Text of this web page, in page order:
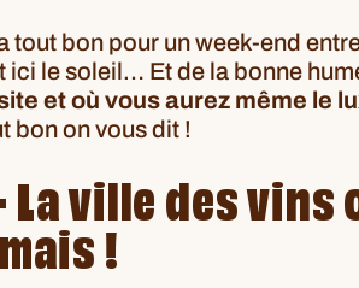
tout bon pour un week-end
ici le soleil… Et de la bonne
et où vous aurez même le
bon on vous dit !
La ville des vins
!